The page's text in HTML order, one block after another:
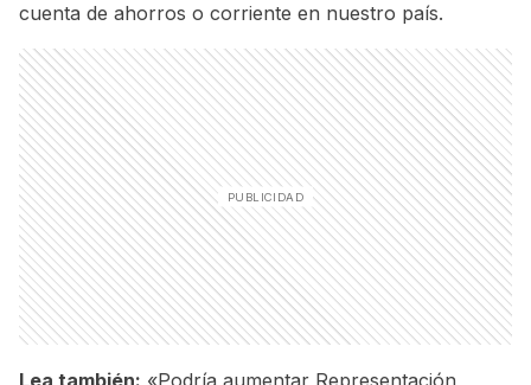
cuenta de ahorros o corriente en nuestro país.
Lea también: «Podría aumentar Representación